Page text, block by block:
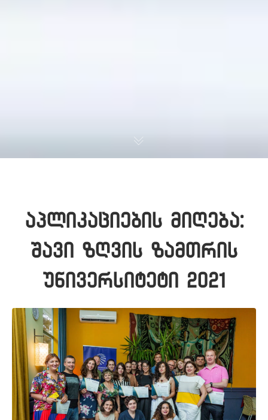
აპლიკაციების მიღება:
შავი ზღვის ზამთრის
უნივერსიტეტი 2021